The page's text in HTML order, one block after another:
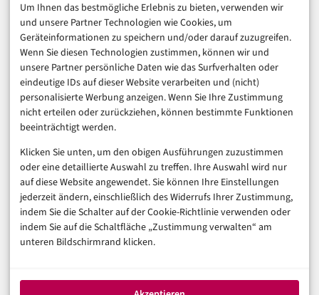
Um Ihnen das bestmögliche Erlebnis zu bieten, verwenden wir
und unsere Partner Technologien wie Cookies, um
Geräteinformationen zu speichern und/oder darauf zuzugreifen.
Wenn Sie diesen Technologien zustimmen, können wir und
unsere Partner persönliche Daten wie das Surfverhalten oder
eindeutige IDs auf dieser Website verarbeiten und (nicht)
personalisierte Werbung anzeigen. Wenn Sie Ihre Zustimmung
nicht erteilen oder zurückziehen, können bestimmte Funktionen
beeinträchtigt werden.
Klicken Sie unten, um den obigen Ausführungen zuzustimmen
oder eine detaillierte Auswahl zu treffen. Ihre Auswahl wird nur
auf diese Website angewendet. Sie können Ihre Einstellungen
jederzeit ändern, einschließlich des Widerrufs Ihrer Zustimmung,
indem Sie die Schalter auf der Cookie-Richtlinie verwenden oder
indem Sie auf die Schaltfläche „Zustimmung verwalten“ am
unteren Bildschirmrand klicken.
Consumer & Digital Life
Marketing
Finanzen & FinTech
Business & Karriere
Sicherheit & Recht
Digitalisierung
Marketing
Magazin
Unsere Redaktion
Werbeformate & Media Kit
Rechtliches
Datenschutzerklärung (EU)